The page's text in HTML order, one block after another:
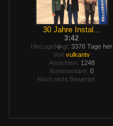
30 Jahre Instal...
3:42
Hinzugef�gt: 3376 Tage her
Von vulkantv
Ansichten: 1248
Kommentare: 0
Noch nicht Bewertet